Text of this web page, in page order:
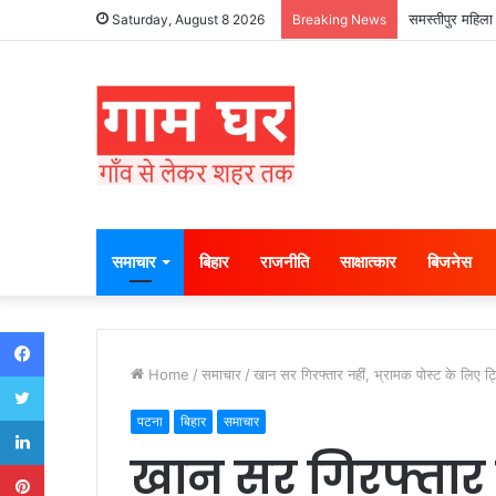
Saturday, August 8 2026 Breaking News समस्तीपुर
समाचार बिहार राजनीति साक्षात्कार बिजनेस
Home / समाचार / खान सर गिरफ्तार नहीं, भ्रामक पोस्ट के लिए
पटना बिहार समाचार
खान सर
Facebook
Twitter
LinkedIn
Pinterest